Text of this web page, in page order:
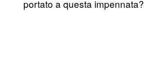
portato a questa impennata?